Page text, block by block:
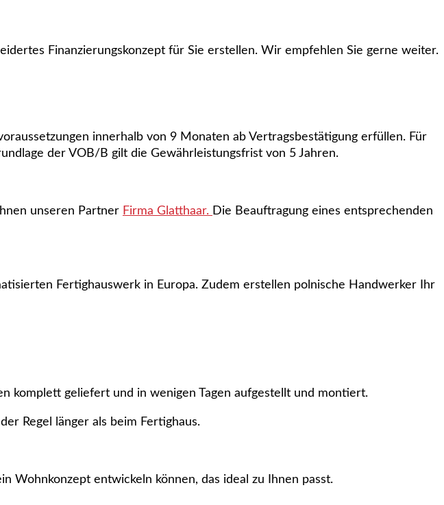
Finanzierungskonzept für Sie erstellen. Wir empfehlen Sie gerne weiter.
innerhalb von 9 Monaten ab Vertragsbestätigung erfüllen. Für
der VOB/B gilt die Gewährleistungsfrist von 5 Jahren.
unseren Partner Firma Glatthaar. Die Beauftragung eines entsprechenden
Fertighauswerk in Europa. Zudem erstellen polnische Handwerker Ihr
komplett geliefert und in wenigen Tagen aufgestellt und montiert.
Regel länger als beim Fertighaus.
Wohnkonzept entwickeln können, das ideal zu Ihnen passt.